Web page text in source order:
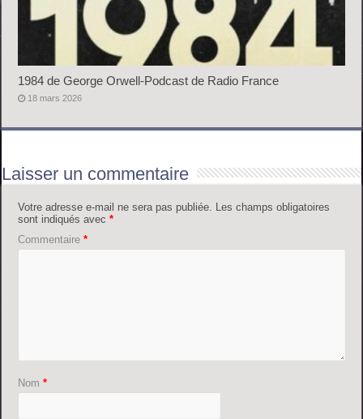
1984 de George Orwell-Podcast de Radio France
18 mars 2026
Laisser un commentaire
Votre adresse e-mail ne sera pas publiée.
Les champs obligatoires
sont indiqués avec*
Commentaire*
Nom*